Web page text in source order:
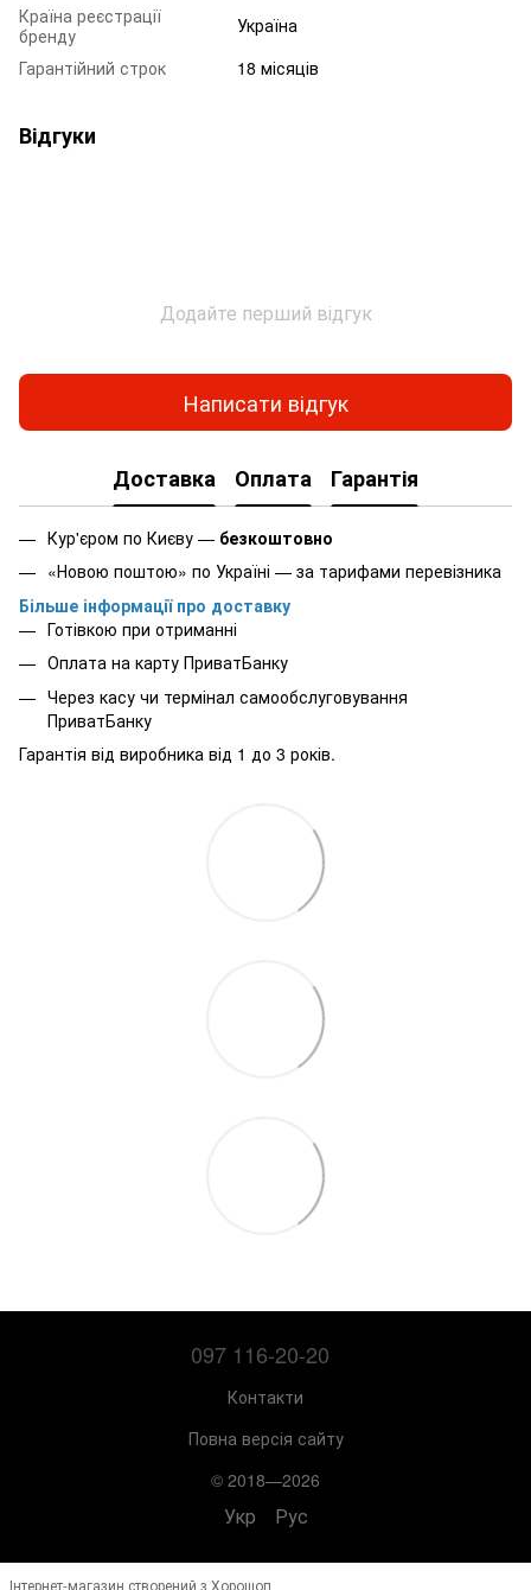
Країна реєстрації
бренду
Україна
Гарантійний строк
18 місяців
Відгуки
Додайте перший відгук
Написати відгук
Доставка Оплата Гарантія
Кур'єром по Києву — безкоштовно
«Новою поштою» по Україні — за тарифами перевізника
Більше інформації про доставку
Готівкою при отриманні
Оплата на карту ПриватБанку
Через касу чи термінал самообслуговування
ПриватБанку
Гарантія від виробника від 1 до 3 років.
097 116-20-20
Контакти
Повна версія сайту
© 2018—2026
Укр Рус
Інтернет-магазин створений з Хорошоп